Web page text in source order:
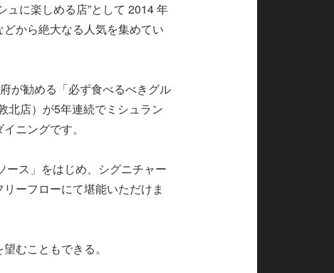
ュに楽しめる店”として 2014 年
から絶大なる人気を集めてい
が勧める「必ず食べるべきグル
北店）が5年連続でミシュラン
ニングです。
ース」をはじめ、シグニチャー
ーフローにて堪能いただけま
むこともできる。